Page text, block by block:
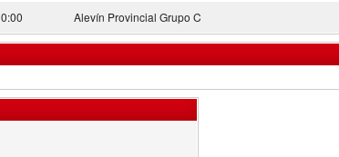
Alevín Provincial Grupo C